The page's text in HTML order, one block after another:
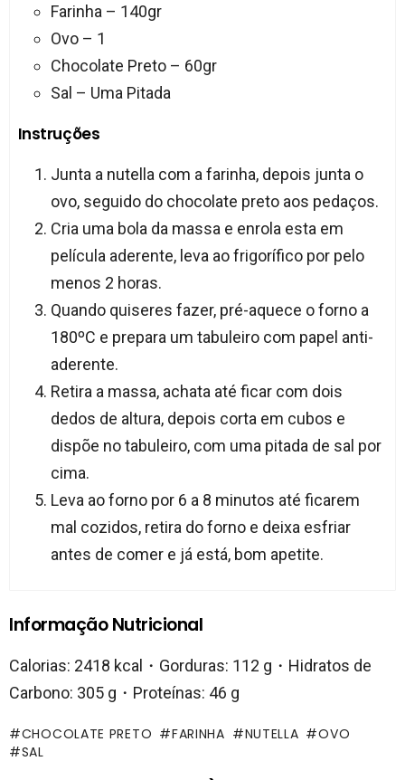
Farinha – 140gr
Ovo – 1
Chocolate Preto – 60gr
Sal – Uma Pitada
Instruções
Junta a nutella com a farinha, depois junta o
ovo, seguido do chocolate preto aos pedaços.
Cria uma bola da massa e enrola esta em
película aderente, leva ao frigorífico por pelo
menos 2 horas.
Quando quiseres fazer, pré-aquece o forno a
180ºC e prepara um tabuleiro com papel anti-
aderente.
Retira a massa, achata até ficar com dois
dedos de altura, depois corta em cubos e
dispõe no tabuleiro, com uma pitada de sal por
cima.
Leva ao forno por 6 a 8 minutos até ficarem
mal cozidos, retira do forno e deixa esfriar
antes de comer e já está, bom apetite.
Informação Nutricional
Calorias: 2418 kcal・Gorduras: 112 g・Hidratos de
Carbono: 305 g・Proteínas: 46 g
CHOCOLATE PRETO FARINHA NUTELLA
OVO
SAL